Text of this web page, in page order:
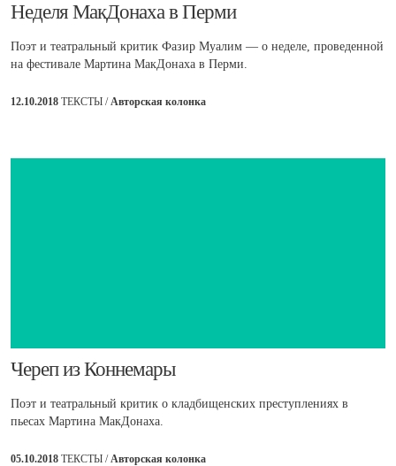
​Неделя МакДонаха в Перми
Поэт и театральный критик Фазир Муалим — о неделе, проведенной
на фестивале Мартина МакДонаха в Перми.
12.10.2018 ТЕКСТЫ /Авторская колонка
​Череп из Коннемары
Поэт и театральный критик о кладбищенских преступлениях в
пьесах Мартина МакДонаха.
05.10.2018 ТЕКСТЫ /Авторская колонка